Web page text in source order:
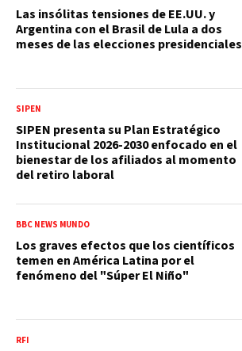
Las insólitas tensiones de EE.UU. y
Argentina con el Brasil de Lula a dos
meses de las elecciones presidenciales
SIPEN
SIPEN presenta su Plan Estratégico
Institucional 2026-2030 enfocado en el
bienestar de los afiliados al momento
del retiro laboral
BBC NEWS MUNDO
Los graves efectos que los científicos
temen en América Latina por el
fenómeno del "Súper El Niño"
RFI